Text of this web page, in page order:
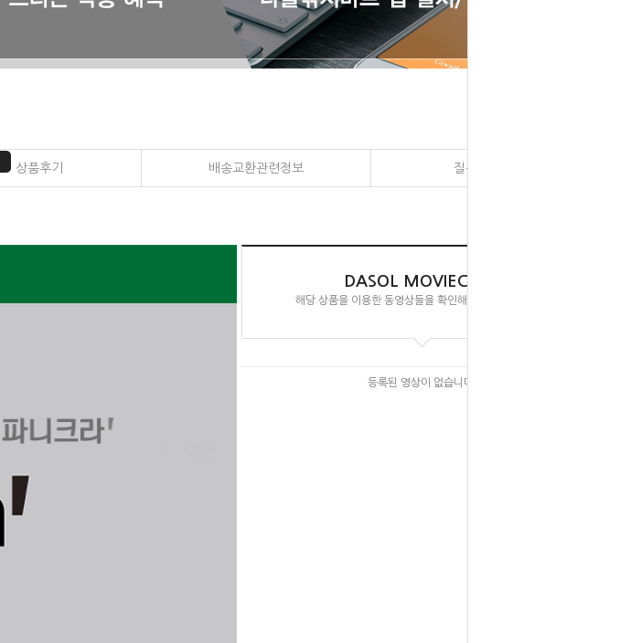
상품후기 배송교환관련정보 질문과 대답
DASOL MOVIECLIPS
해당 상품을 이용한 동영상들을 확인해 보실 수 있습니다.
등록된 영상이 없습니다.